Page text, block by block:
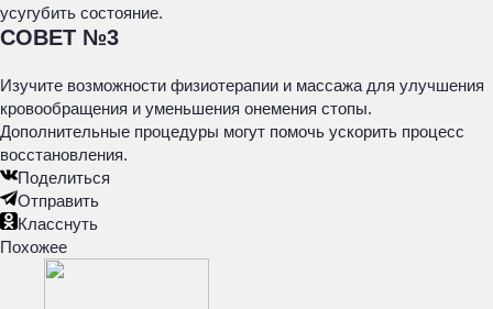
усугубить состояние.
СОВЕТ №3
Изучите возможности физиотерапии и массажа для улучшения
кровообращения и уменьшения онемения стопы.
Дополнительные процедуры могут помочь ускорить процесс
восстановления.
Поделиться
Отправить
Класснуть
Похожее